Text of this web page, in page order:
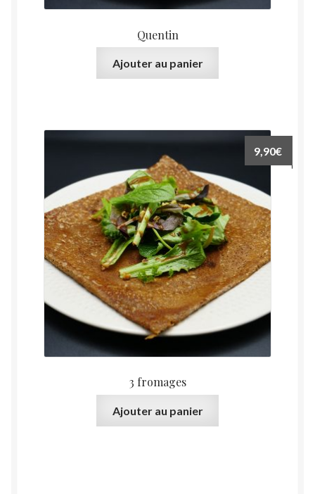
Quentin
Ajouter au panier
3 fromages
9,90€
Ajouter au panier